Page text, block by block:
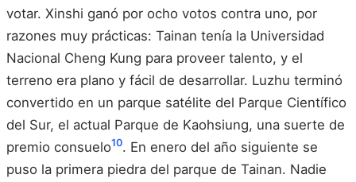
votar. Xinshi ganó por ocho votos contra uno, por
razones muy prácticas: Tainan tenía la Universidad
Nacional Cheng Kung para proveer talento, y el
terreno era plano y fácil de desarrollar. Luzhu terminó
convertido en un parque satélite del Parque Científico
del Sur, el actual Parque de Kaohsiung, una suerte de
premio consuelo10. En enero del año siguiente se
puso la primera piedra del parque de Tainan. Nadie